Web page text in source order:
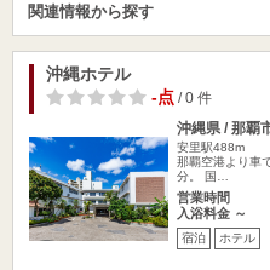
関連情報から探す
沖縄ホテル
-点/ 0 件
沖縄県 / 那覇
安里駅488m
那覇空港より車
分。 国…
営業時間
入浴料金 ～
宿泊 ホテル